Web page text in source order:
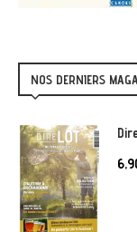
NOS DERNIERS